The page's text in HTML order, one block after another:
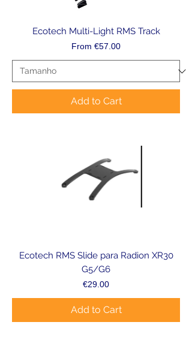
Ecotech Multi-Light RMS Track
From €57.00
Sale Price
Add to Cart
Ecotech RMS Slide para Radion XR30
G5/G6
Price
€29.00
Add to Cart